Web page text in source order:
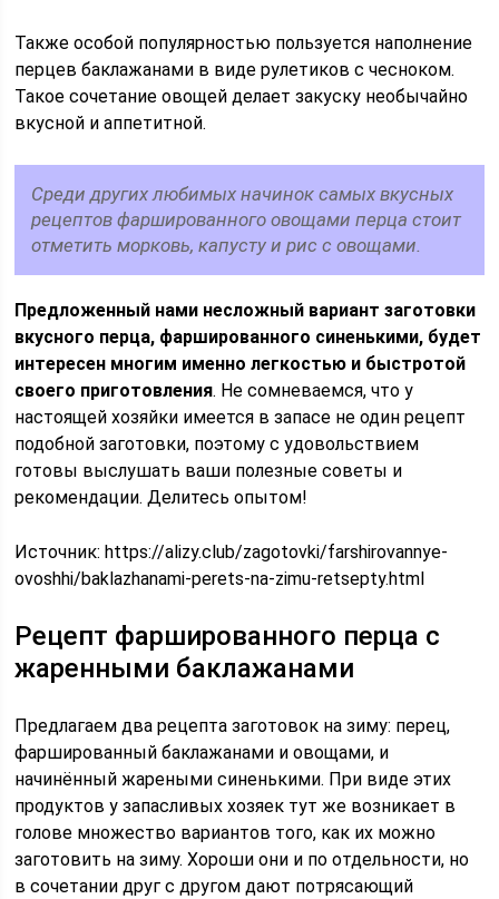
Также особой популярностью пользуется наполнение
перцев баклажанами в виде рулетиков с чесноком.
Такое сочетание овощей делает закуску необычайно
вкусной и аппетитной.
Среди других любимых начинок самых вкусных
рецептов фаршированного овощами перца стоит
отметить морковь, капусту и рис с овощами.
Предложенный нами несложный вариант заготовки
вкусного перца, фаршированного синенькими, будет
интересен многим именно легкостью и быстротой
своего приготовления. Не сомневаемся, что у
настоящей хозяйки имеется в запасе не один рецепт
подобной заготовки, поэтому с удовольствием
готовы выслушать ваши полезные советы и
рекомендации. Делитесь опытом!
Источник:https://alizy.club/zagotovki/farshirovannye-
ovoshhi/baklazhanami-perets-na-zimu-retsepty.html
Рецепт фаршированного перца с
жаренными баклажанами
Предлагаем два рецепта заготовок на зиму: перец,
фаршированный баклажанами и овощами, и
начинённый жареными синенькими. При виде этих
продуктов у запасливых хозяек тут же возникает в
голове множество вариантов того, как их можно
заготовить на зиму. Хороши они и по отдельности, но
в сочетании друг с другом дают потрясающий